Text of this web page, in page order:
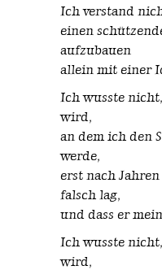
Ich verstand
einen
aufzubauen
allein mit einer
Ich wusste
wird,
an dem ich den
werde,
erst nach
falsch lag,
und dass er
Ich wusste
wird,